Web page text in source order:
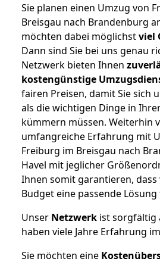
Sie planen einen Umzug von
Breisgau nach Brandenburg
möchten dabei möglichstviel
Dann sind Sie bei uns genau
Netzwerk bieten Ihnen
kostengünstige
fairen Preisen, damit Sie sich
als die wichtigen Dinge in
kümmern müssen. Weiterhin
umfangreiche Erfahrung mit
Freiburg im Breisgau nach
Havel mit jeglicher
Ihnen somit garantieren,
Budget eine passende
Unser Netzwerk ist sorgfältig
haben viele Jahre Erfahrung
Sie möchten eine